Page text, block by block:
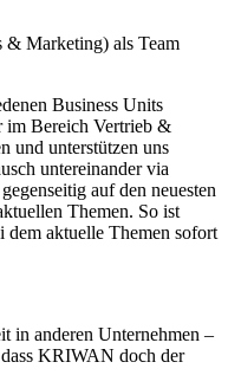
Marketing) als Team
Business Units
Bereich Vertrieb &
und unterstützen uns
untereinander via
auf den neuesten
Themen. So ist
dem aktuelle Themen sofort
in anderen Unternehmen –
KRIWAN doch der